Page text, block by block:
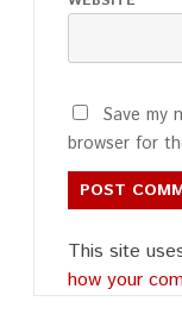
Save my
browser for
This site
how your